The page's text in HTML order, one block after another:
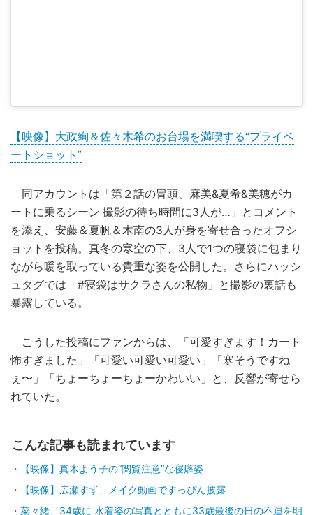
【映像】大政絢＆佐々木希のお台場を満喫する“プライベ
ートショット”
同アカウントは「第２話の冒頭、麻美&夏希&美穂がカ
ートに乗るシーン 撮影の待ち時間に3人が…」とコメント
を添え、安藤＆夏帆＆木南の3人が身を寄せ合ったオフシ
ョットを投稿。真冬の寒空の下、3人で1つの寝袋に包まり
ながら暖を取っている貴重な姿を公開した。さらにハッシ
ュタグでは「#寝袋はサクラさんの私物」と撮影の裏話も
暴露している。
こうした投稿にファンからは、「可愛すぎます！カート
怖すぎました」「可愛い可愛い可愛い」「寒そうですね
ぇ〜」「ちょーちょーちょーかわいい」と、反響が寄せら
れていた。
こんな記事も読まれています
【映像】真木よう子の“閲覧注意”な寝癖姿
【映像】広瀬すず、メイク動画ですっぴん披露
菜々緒、34歳に 水着姿の写真とともに33歳最後の日の不運を明